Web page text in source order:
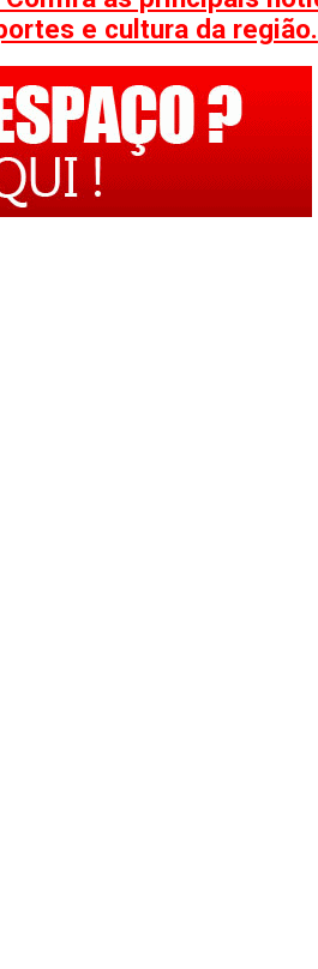
e cultura da região.